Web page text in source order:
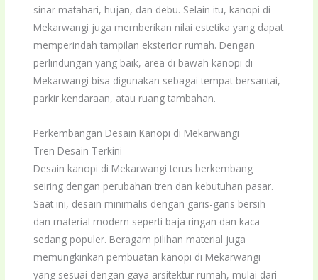
sinar matahari, hujan, dan debu. Selain itu, kanopi di
Mekarwangi juga memberikan nilai estetika yang dapat
memperindah tampilan eksterior rumah. Dengan
perlindungan yang baik, area di bawah kanopi di
Mekarwangi bisa digunakan sebagai tempat bersantai,
parkir kendaraan, atau ruang tambahan.
Perkembangan Desain Kanopi di Mekarwangi
Tren Desain Terkini
Desain kanopi di Mekarwangi terus berkembang
seiring dengan perubahan tren dan kebutuhan pasar.
Saat ini, desain minimalis dengan garis-garis bersih
dan material modern seperti baja ringan dan kaca
sedang populer. Beragam pilihan material juga
memungkinkan pembuatan kanopi di Mekarwangi
yang sesuai dengan gaya arsitektur rumah, mulai dari